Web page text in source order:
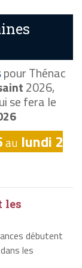
pour Thénac
2026,
se fera le
au lundi 2
les
débutent
dans les